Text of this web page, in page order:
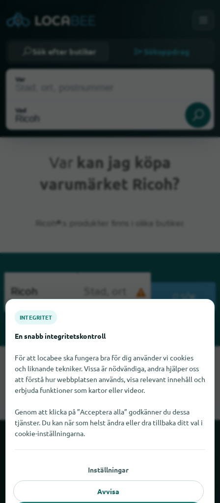
Sök efter butiker Sökuppdrag
Var
Vad
Nuvarande plats
Var kan jag köpa
varumärket Ricoh?
Ricoh®:s produkter finns i olika butiker.
SÖK
Tyvärr kan vi inte hitta Ricoh just nu. Om du vet var Ricoh finns
skulle vi bli glada om du meddelade oss det.
Partner
INTEGRITET
En snabb integritetskontroll
För att locabee ska fungera bra för dig använder vi cookies
och liknande tekniker. Vissa är nödvändiga, andra hjälper oss
att förstå hur webbplatsen används, visa relevant innehåll och
erbjuda funktioner som kartor eller videor.
Genom att klicka på ”Acceptera alla” godkänner du dessa
tjänster. Du kan när som helst ändra eller dra tillbaka ditt val i
cookie-inställningarna.
Inställningar
Avvisa